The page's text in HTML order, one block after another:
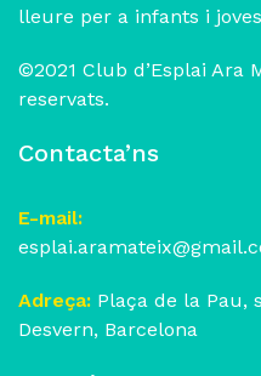
lleure per a infants i
©2021 Club d’Esplai Ara
reservats.
Contacta’ns
E-mail:
Adreça: Plaça de la Pau,
Desvern, Barcelona